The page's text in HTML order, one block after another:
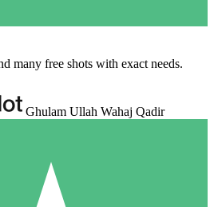
many free shots with exact needs.
Ghulam Ullah Wahaj Qadir